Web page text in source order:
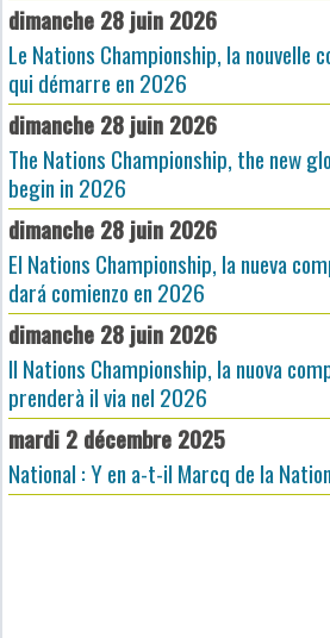
dimanche 28 juin 2026
Le Nations Championship, la nouvelle
qui démarre en 2026
dimanche 28 juin 2026
The Nations Championship, the new
begin in 2026
dimanche 28 juin 2026
El Nations Championship, la nueva
dará comienzo en 2026
dimanche 28 juin 2026
Il Nations Championship, la nuova
prenderà il via nel 2026
mardi 2 décembre 2025
National : Y en a-t-il Marcq de la